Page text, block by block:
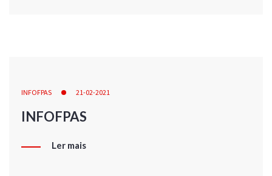
INFOFPAS 21-02-2021
INFOFPAS
Ler mais